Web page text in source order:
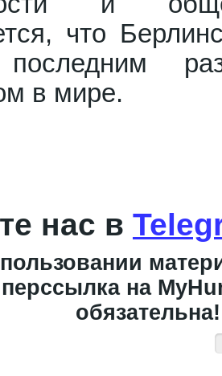
что
в мире.
нас в
на
обязательна!